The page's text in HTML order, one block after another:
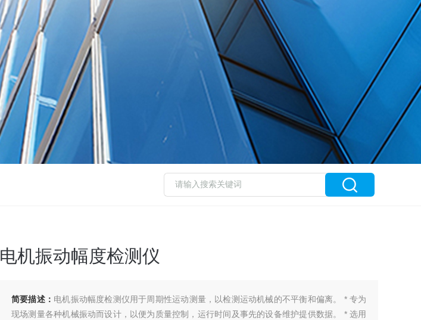
电机振动幅度检测仪
简要描述： 电机振动幅度检测仪用于周期性运动测量，以检测运动机械的不平衡和偏离。 * 专为
现场测量各种机械振动而设计，以便为质量控制，运行时间及事先的设备维护提供数据。 * 选用